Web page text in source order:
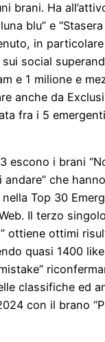
brani. Ha
blu” e
in
social
e 1 milione e
anche da
fra i 5
escono i brani
andare” che
Top 30
Il terzo
ottiene ottimi
quasi 1400
classifiche ed
con il brano